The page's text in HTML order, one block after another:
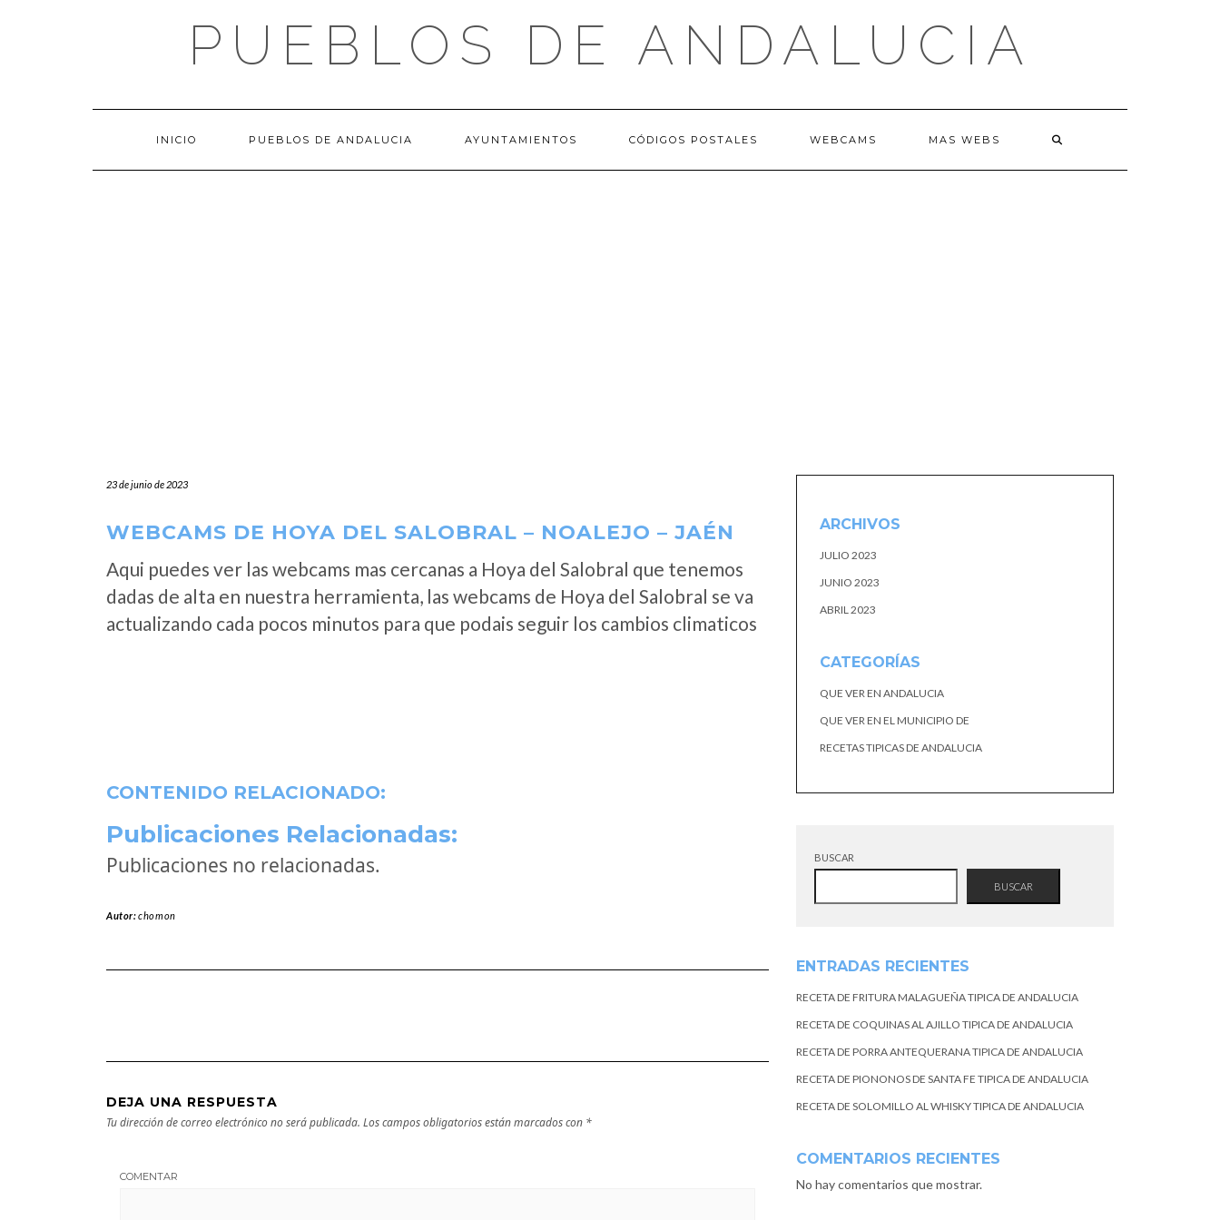
PUEBLOS DE ANDALUCIA
INICIO PUEBLOS DE ANDALUCIA AYUNTAMIENTOS CÓDIGOS POSTALES WEBCAMS MAS WEBS
23 de junio de 2023
WEBCAMS DE HOYA DEL SALOBRAL – NOALEJO – JAÉN
Aqui puedes ver las webcams mas cercanas a Hoya del Salobral que tenemos
dadas de alta en nuestra herramienta, las webcams de Hoya del Salobral se va
actualizando cada pocos minutos para que podais seguir los cambios climaticos
CONTENIDO RELACIONADO:
Publicaciones Relacionadas:
Publicaciones no relacionadas.
Autor:chomon
DEJA UNA RESPUESTA
Tu dirección de correo electrónico no será publicada. Los campos obligatorios están marcados con *
COMENTAR
ARCHIVOS
JULIO 2023
JUNIO 2023
ABRIL 2023
CATEGORÍAS
QUE VER EN ANDALUCIA
QUE VER EN EL MUNICIPIO DE
RECETAS TIPICAS DE ANDALUCIA
BUSCAR
BUSCAR
ENTRADAS RECIENTES
RECETA DE FRITURA MALAGUEÑA TIPICA DE ANDALUCIA
RECETA DE COQUINAS AL AJILLO TIPICA DE ANDALUCIA
RECETA DE PORRA ANTEQUERANA TIPICA DE ANDALUCIA
RECETA DE PIONONOS DE SANTA FE TIPICA DE ANDALUCIA
RECETA DE SOLOMILLO AL WHISKY TIPICA DE ANDALUCIA
COMENTARIOS RECIENTES
No hay comentarios que mostrar.